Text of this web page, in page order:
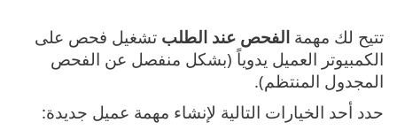
تتيح لك مهمة الفحص عند الطلب تشغيل فحص على
الكمبيوتر العميل يدوياً (بشكل منفصل عن الفحص
المجدول المنتظم).
حدد أحد الخيارات التالية لإنشاء مهمة عميل جديدة: